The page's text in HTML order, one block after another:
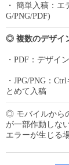
・ 簡単入稿：
G/PNG/PDF)
◎ 複数のデザイ
・PDF：デザイ
・JPG/PNG：
とめて入稿
◎ モバイルから
が一部作動しな
エラーが生じる